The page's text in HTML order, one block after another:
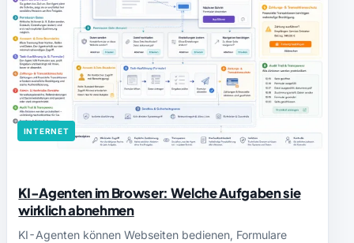
INTERNET
KI-Agenten im Browser: Welche Aufgaben sie
wirklich abnehmen
KI-Agenten können Webseiten bedienen, Formulare